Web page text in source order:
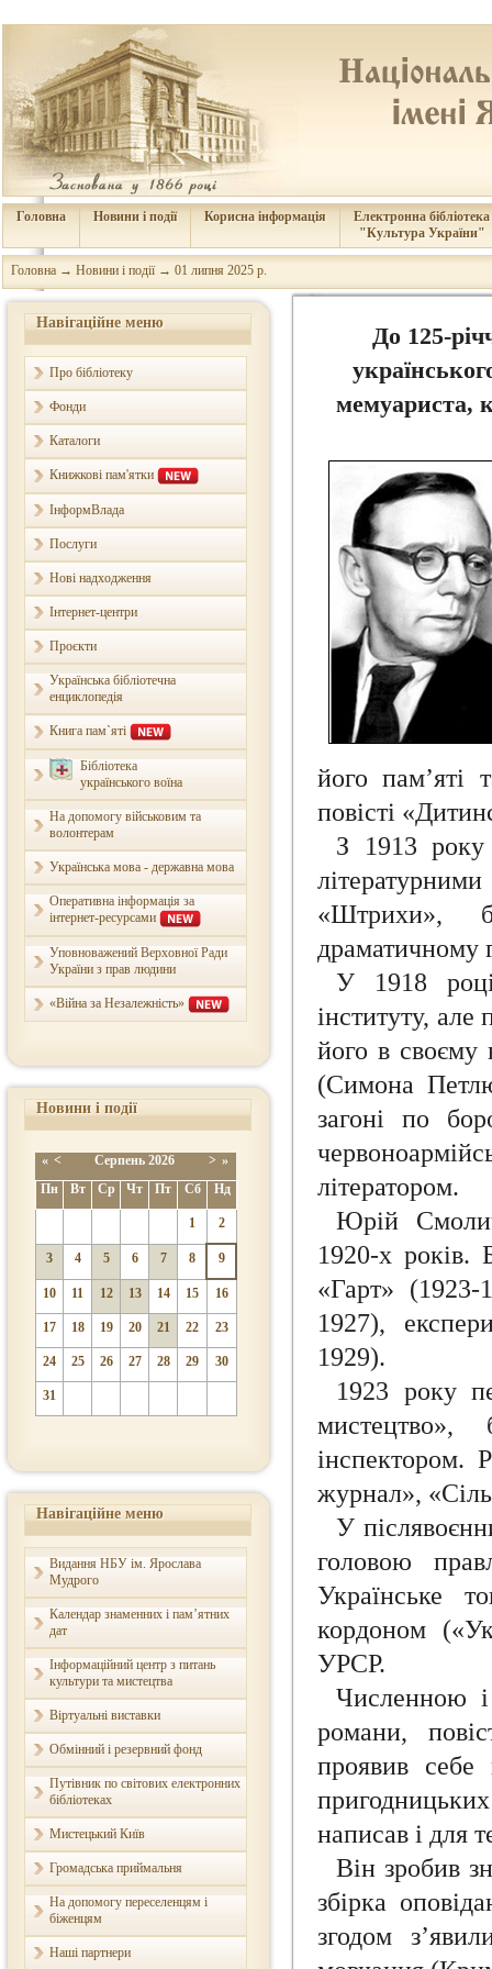
Головна Новини і події Корисна інформація
Електронна бібліотека
"Культура України"
Головна → Новини і події→ 01 липня 2025 р.
Навігаційне меню
Про бібліотеку
Фонди
Каталоги
Книжкові пам'ятки
ІнформВлада
Послуги
Нові надходження
Інтернет-центри
Проєкти
Українська бібліотечна
енциклопедія
Книга пам`яті
Бібліотека
українського воїна
На допомогу військовим та
волонтерам
Українська мова - державна мова
Оперативна інформація за
інтернет-ресурсами
Уповноважений Верховної Ради
України з прав людини
«Війна за Незалежність»
Новини і події
« < Серпень 2026 > »
Пн
Вт Ср Чт Пт Сб Нд
1 2
3 4 5 6 7 8 9
10 11 12 13 14 15 16
17 18 19 20 21 22 23
24 25 26 27 28 29 30
31
Навігаційне меню
Видання НБУ ім. Ярослава
Мудрого
Календар знаменних і пам’ятних
дат
Інформаційний центр з питань
культури та мистецтва
Віртуальні виставки
Обмінний і резервний фонд
Путівник по світових електронних
бібліотеках
Мистецький Київ
Громадська приймальня
На допомогу переселенцям і
біженцям
Наші партнери
До 125-
мемуариста,
його пам’яті
повісті
З 1913
«Штрихи»,
драматичному
У 1918
інституту, але
його в своєму
(Симона
загоні по
літератором.
Юрій
1920-х років.
«Гарт» (1923-
1927),
1929).
1923 року
мистецтво»,
інспектором.
журнал»,
У
головою
Українське
кордоном
УРСР.
Численною
романи,
проявив
написав і для
Він зробив
збірка
згодом